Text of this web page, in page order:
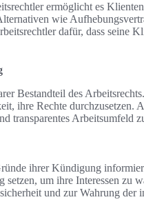
ermöglicht es
wie
dafür, dass seine
Bestandteil des
ihre Rechte durchzusetzen.
transparentes Arbeitsumfeld
ihrer Kündigung
um ihre Interessen zu
und zur Wahrung der